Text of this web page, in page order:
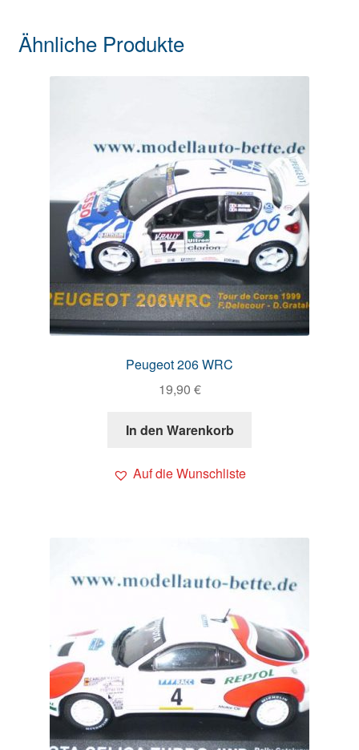
Ähnliche Produkte
Peugeot 206 WRC
19,90 €
In den Warenkorb
Auf die Wunschliste